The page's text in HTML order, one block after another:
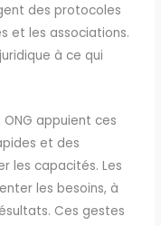
des protocoles
et les associations.
à ce qui
appuient ces
et des
les capacités. Les
les besoins, à
Ces gestes